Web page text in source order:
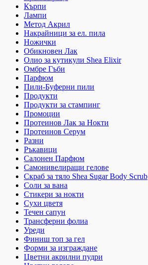
Кърпи
Лампи
Метод Акрил
Накрайници за ел. пила
Ножички
Обикновен Лак
Олио за кутикули Shea Elixir
Омбре Гъби
Парфюм
Пили-Буферни пили
Продукти
Продукти за стампинг
Промоции
Протеинов Лак за Нокти
Протеинов Серум
Разни
Ръкавици
Салонен Парфюм
Самонивелиращи гелове
Скраб за тяло Shea Sugar Body Scrub
Соли за вана
Стикери за нокти
Сухи цветя
Течен сапун
Трансферни фолиа
Уреди
Финиш топ за гел
Форми за изграждане
Цветни акрилни пудри